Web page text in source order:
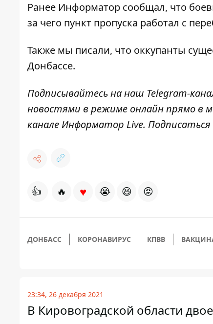
Ранее Информатор сообщал, что
за чего пункт пропуска работал с
Также мы писали, что оккупанты
Донбассе.
Подписывайтесь на наш Telegram-
новостями в режиме онлайн прямо в
канале Информатор Live.
👍 🔥 ♥ 😭 😆 😡
ДОНБАСС КОРОНАВИРУС КПВВ
23:34, 26 декабря 2021
В Кировоградской области